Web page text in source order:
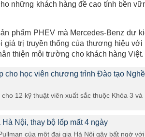
những khách hàng đề cao tính bền
phẩm PHEV mà Mercedes-Benz dự
giá trị truyền thống của thương hiệu với
thiện môi trường cho khách hàng Việt.
cho học viên chương trình Đào tạo Nghề
12 kỹ thuật viên xuất sắc thuộc Khóa 3 và
Nội, thay bộ lốp mất 4 ngày
của một đại gia Hà Nội gây bất ngờ với